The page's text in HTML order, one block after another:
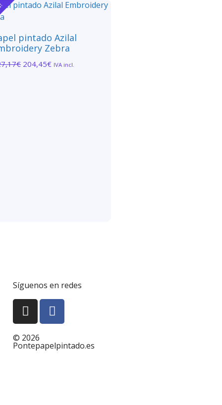
pintado Azilal
Zebra
€ 204,45€ IVA incl.
Síguenos en redes
© 2026
Pontepapelpintado.es